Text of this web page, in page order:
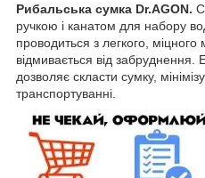
Рибальська сумка Dr.AGON.
ручкою і канатом для набору
проводиться з легкого, міцного
відмивається від забруднення.
дозволяє скласти сумку,
транспортуванні.